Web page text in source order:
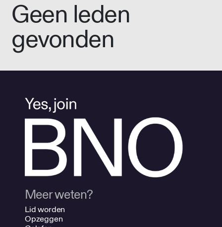
Geen leden
gevonden
Meer weten?
Lid worden
Opzeggen